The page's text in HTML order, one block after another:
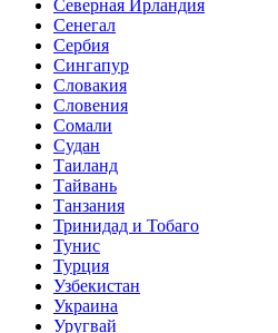
Северная Ирландия
Сенегал
Сербия
Сингапур
Словакия
Словения
Сомали
Судан
Таиланд
Тайвань
Танзания
Тринидад и Тобаго
Тунис
Турция
Узбекистан
Украина
Уругвай